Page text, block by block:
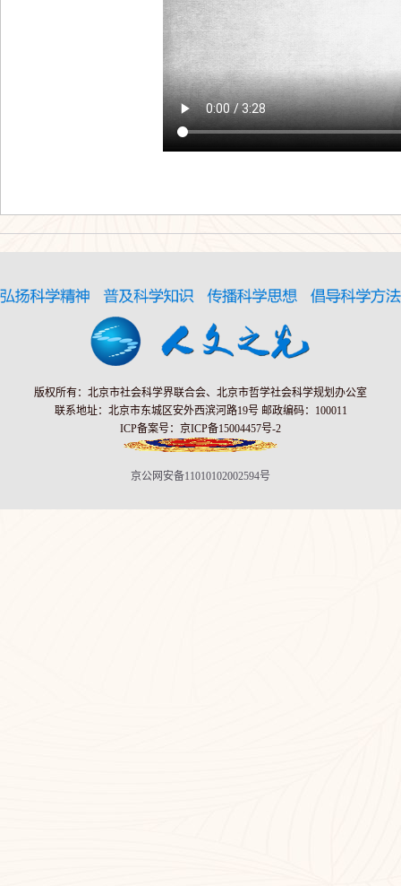
版权所有：北京市社会科学界联合会、北京市哲学社会科学规划办公室
联系地址：北京市东城区安外西滨河路19号 邮政编码：100011
ICP备案号：京ICP备15004457号-2
京公网安备11010102002594号